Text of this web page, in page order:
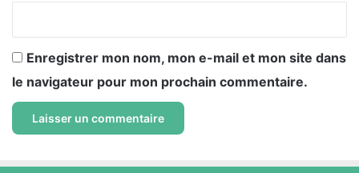
Enregistrer mon nom, mon e-mail et mon site dans
le navigateur pour mon prochain commentaire.